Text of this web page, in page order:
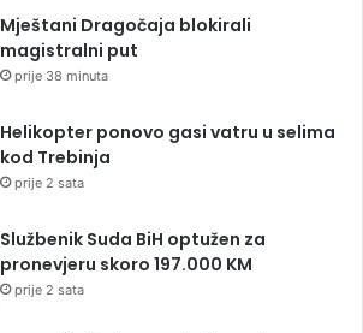
Mještani Dragočaja blokirali
magistralni put
prije 38 minuta
Helikopter ponovo gasi vatru u selima
kod Trebinja
prije 2 sata
Službenik Suda BiH optužen za
pronevjeru skoro 197.000 KM
prije 2 sata